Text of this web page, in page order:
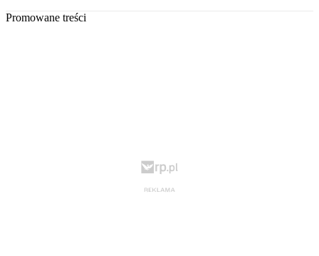
Promowane treści